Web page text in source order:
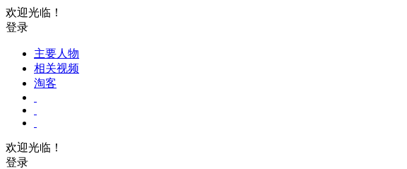
欢迎光临！
登录
主要人物
相关视频
淘客
欢迎光临！
登录